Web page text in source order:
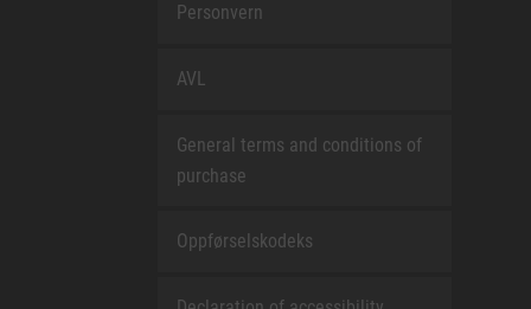
Personvern
AVL
General terms and conditions of
purchase
Oppførselskodeks